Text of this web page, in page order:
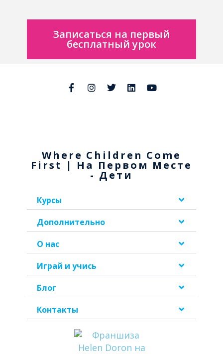
Записаться на первый
бесплатный урок
Where Children Come
First | На Первом Месте
- Дети
Курсы
Дополнительно
О нас
Играй и учись
Блог
Контакты